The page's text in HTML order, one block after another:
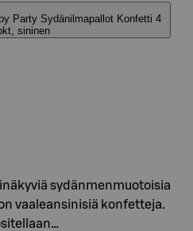
Party Sydänilmapallot Konfetti 4
sininen
sydänmenmuotoisia
vaaleansinisiä konfetteja.